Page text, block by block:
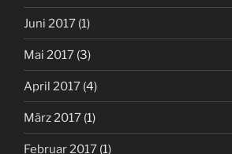
Juni 2017 (1)
Mai 2017 (3)
April 2017 (4)
März 2017 (1)
Februar 2017 (1)